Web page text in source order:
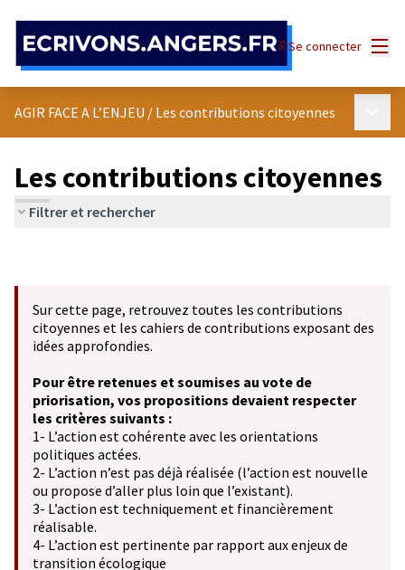
Se connecter
AGIR FACE A L’ENJEU / Les contributions citoyennes
Les contributions citoyennes
Filtrer et rechercher
Sur cette page, retrouvez toutes les contributions
citoyennes et les cahiers de contributions exposant des
idées approfondies.
Pour être retenues et soumises au vote de
priorisation, vos propositions devaient respecter
les critères suivants :
1- L’action est cohérente avec les orientations
politiques actées.
2- L’action n’est pas déjà réalisée (l’action est nouvelle
ou propose d’aller plus loin que l’existant).
3- L’action est techniquement et financièrement
réalisable.
4- L’action est pertinente par rapport aux enjeux de
transition écologique